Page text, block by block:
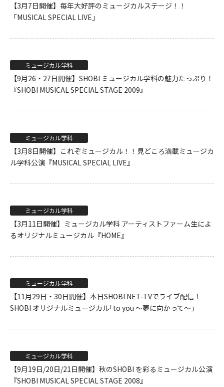
【3月7日開催】毎年大好評のミュージカルステージ！！
「MUSICAL SPECIAL LIVE」
ミュージカル学科
【9月26・27日開催】SHOBI ミュージカル学科の魅力たっぷり！
『SHOBI MUSICAL SPECIAL STAGE 2009』
ミュージカル学科
【3月8日開催】これぞミュージカル！！見どころ満載ミュージカ
ル学科公演『MUSICAL SPECIAL LIVE』
ミュージカル学科
【3月11日開催】ミュージカル学科 アーティストファーム生によ
るオリジナルミュージカル『HOME』
ミュージカル学科
【11月29日・30日開催】本日SHOBI NET-TVでライブ配信！
SHOBI オリジナルミュージカル｢to you ～夢に向かって～｣
ミュージカル学科
【9月19日/20日/21日開催】秋のSHOBI を彩るミュージカル公演
『SHOBI MUSICAL SPECIAL STAGE 2008』